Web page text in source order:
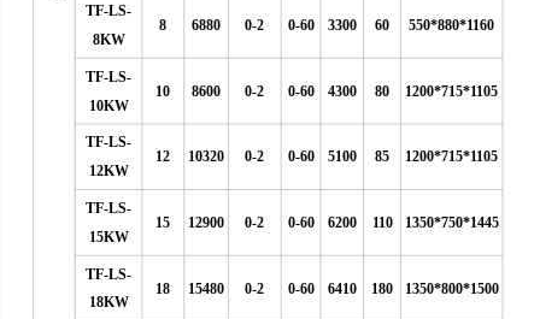
TF-LS-
8KW
8 6880 0-2 0-60 3300 60 550*880*1160
TF-LS-
10KW
10 8600 0-2 0-60 4300 80 1200*715*1105
TF-LS-
12KW
12 10320 0-2 0-60 5100 85 1200*715*1105
TF-LS-
15KW
15 12900 0-2 0-60 6200 110 1350*750*1445
TF-LS-
18KW
18 15480 0-2 0-60 6410 180 1350*800*1500